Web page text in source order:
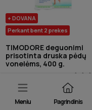
Meniu Pagrindinis
+ DOVANA
Perkant bent 2 prekes
TIMODORE deguonimi
prisotinta druska pėdų
vonelėms, 400 g.
Įprasta kaina Kaina su nuolaida
5,55 €